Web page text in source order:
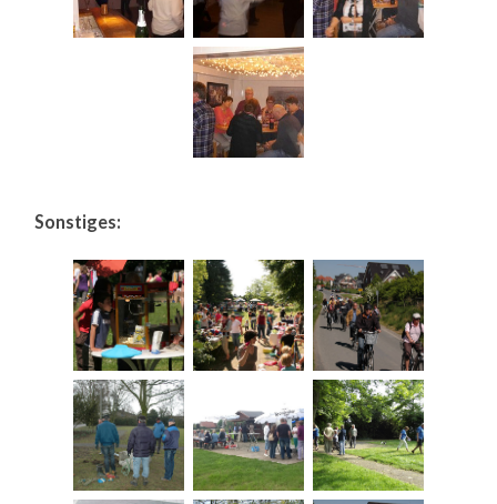
Sonstiges: